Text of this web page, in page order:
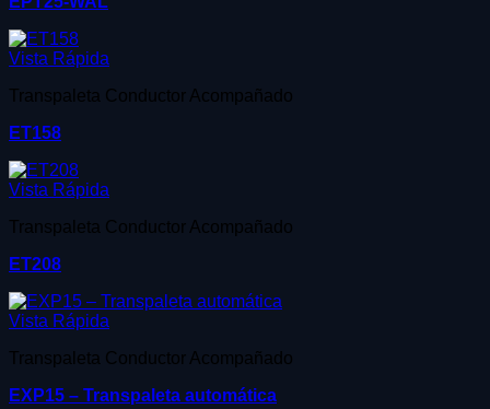
Vista Rápida
Transpaleta Conductor Acompañado
ET158
Vista Rápida
Transpaleta Conductor Acompañado
ET208
Vista Rápida
Transpaleta Conductor Acompañado
EXP15 – Transpaleta automática